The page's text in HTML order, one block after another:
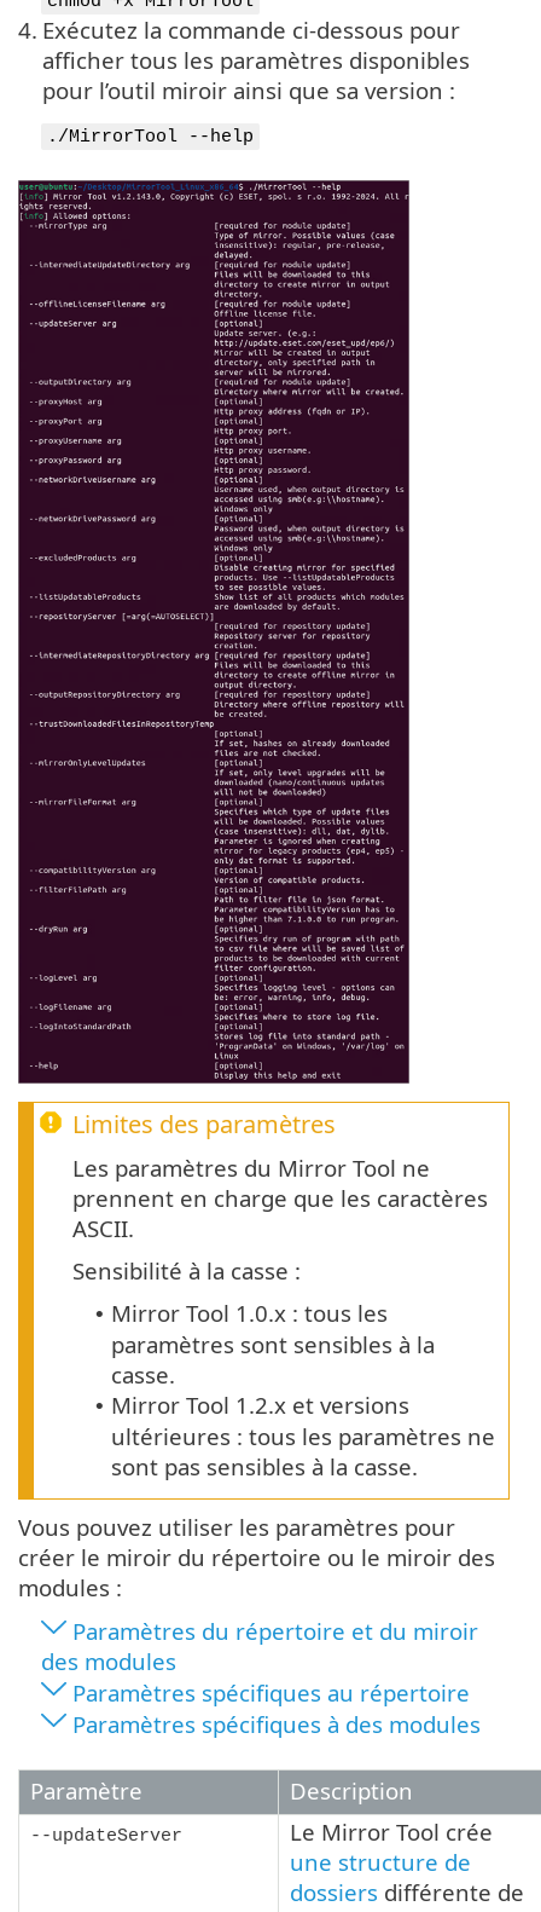
4. Exécutez la commande ci-dessous pour
afficher tous les paramètres disponibles
pour l’outil miroir ainsi que sa version :
./MirrorTool --help
Limites des paramètres
Les paramètres du Mirror Tool ne
prennent en charge que les caractères
ASCII.
Sensibilité à la casse :
• Mirror Tool 1.0.x : tous les
paramètres sont sensibles à la
casse.
• Mirror Tool 1.2.x et versions
ultérieures : tous les paramètres ne
sont pas sensibles à la casse.
Vous pouvez utiliser les paramètres pour
créer le miroir du répertoire ou le miroir des
modules :
Paramètres du répertoire et du miroir
des modules
Paramètres spécifiques au répertoire
Paramètres spécifiques à des modules
Paramètre Description
--updateServer
Le Mirror Tool crée
une structure de
dossiers différente de